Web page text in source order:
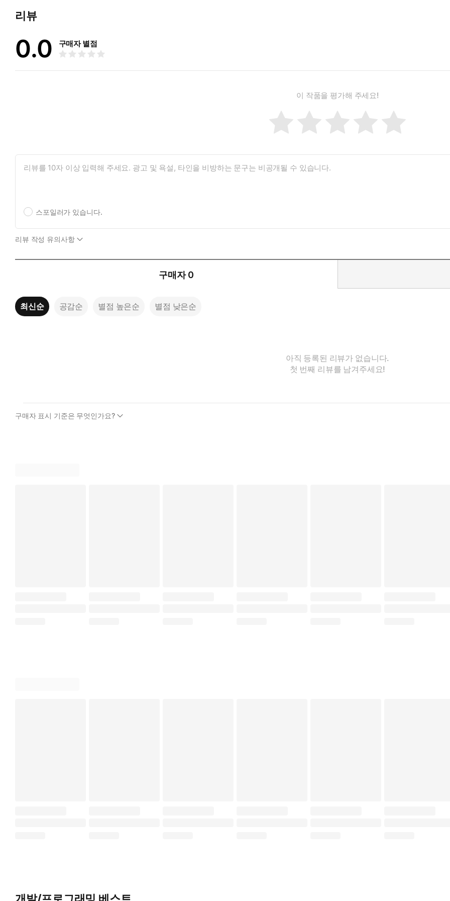
리뷰
0.0 구매자 별점
이 작품을 평가해 주세요!
스포일러가 있습니다.
리뷰 작성 유의사항
구매자 0
최신순 공감순 별점 높은순 별점 낮은순
아직 등록된 리뷰가 없습니다.
첫 번째 리뷰를 남겨주세요!
구매자 표시 기준은 무엇인가요?